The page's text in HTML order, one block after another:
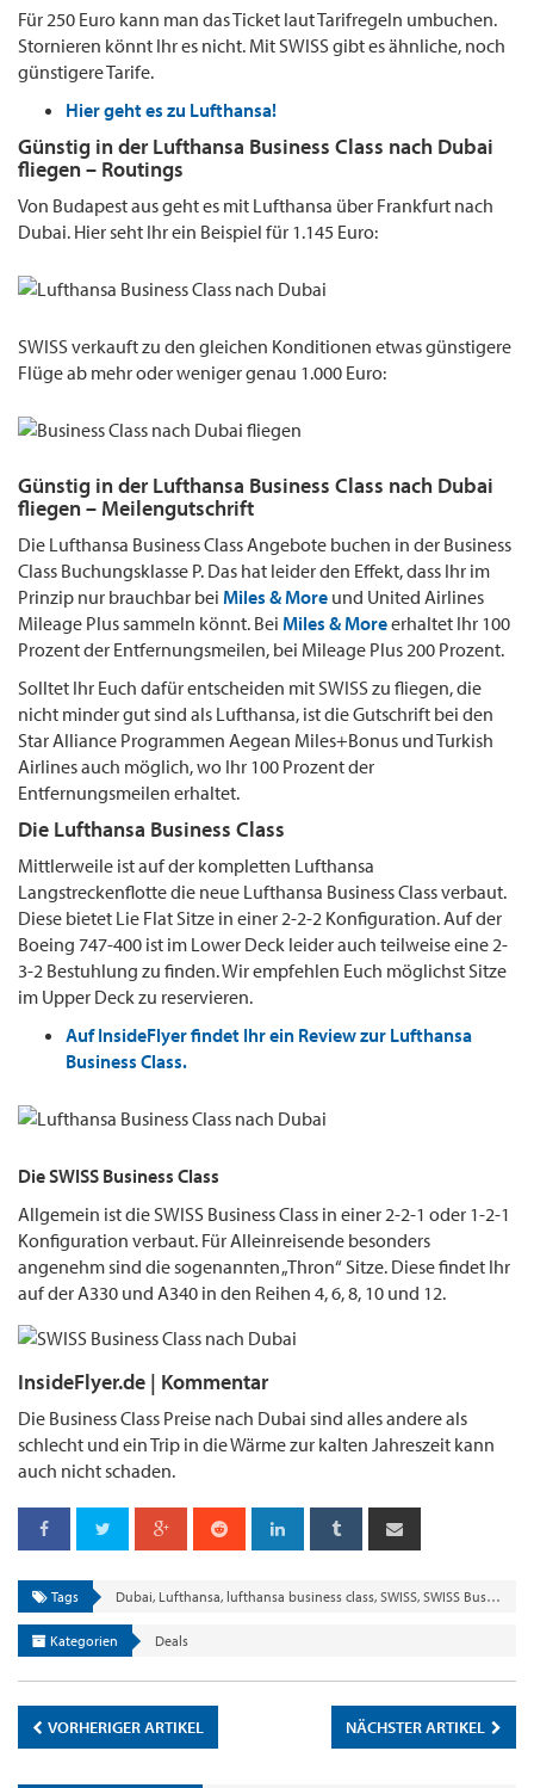
Für 250 Euro kann man das Ticket laut Tarifregeln umbuchen.
Stornieren könnt Ihr es nicht. Mit SWISS gibt es ähnliche, noch
günstigere Tarife.
Hier geht es zu Lufthansa!
Günstig in der Lufthansa Business Class nach Dubai
fliegen – Routings
Von Budapest aus geht es mit Lufthansa über Frankfurt nach
Dubai. Hier seht Ihr ein Beispiel für 1.145 Euro:
SWISS verkauft zu den gleichen Konditionen etwas günstigere
Flüge ab mehr oder weniger genau 1.000 Euro:
Günstig in der Lufthansa Business Class nach Dubai
fliegen – Meilengutschrift
Die Lufthansa Business Class Angebote buchen in der Business
Class Buchungsklasse P. Das hat leider den Effekt, dass Ihr im
Prinzip nur brauchbar bei Miles & More und United Airlines
Mileage Plus sammeln könnt. Bei Miles & Moreerhaltet Ihr 100
Prozent der Entfernungsmeilen, bei Mileage Plus 200 Prozent.
Solltet Ihr Euch dafür entscheiden mit SWISS zu fliegen, die
nicht minder gut sind als Lufthansa, ist die Gutschrift bei den
Star Alliance Programmen Aegean Miles+Bonus und Turkish
Airlines auch möglich, wo Ihr 100 Prozent der
Entfernungsmeilen erhaltet.
Die Lufthansa Business Class
Mittlerweile ist auf der kompletten Lufthansa
Langstreckenflotte die neue Lufthansa Business Class verbaut.
Diese bietet Lie Flat Sitze in einer 2-2-2 Konfiguration. Auf der
Boeing 747-400 ist im Lower Deck leider auch teilweise eine 2-
3-2 Bestuhlung zu finden. Wir empfehlen Euch möglichst Sitze
im Upper Deck zu reservieren.
Auf InsideFlyer findet Ihr ein Review zur Lufthansa
Business Class.
Die SWISS Business Class
Allgemein ist die SWISS Business Class in einer 2-2-1 oder 1-2-1
Konfiguration verbaut. Für Alleinreisende besonders
angenehm sind die sogenannten „Thron“ Sitze. Diese findet Ihr
auf der A330 und A340 in den Reihen 4, 6, 8, 10 und 12.
InsideFlyer.de | Kommentar
Die Business Class Preise nach Dubai sind alles andere als
schlecht und ein Trip in die Wärme zur kalten Jahreszeit kann
auch nicht schaden.
Tags Dubai, Lufthansa, lufthansa business class, SWISS, SWISS Business Class
Kategorien Deals
VORHERIGER ARTIKEL NÄCHSTER ARTIKEL